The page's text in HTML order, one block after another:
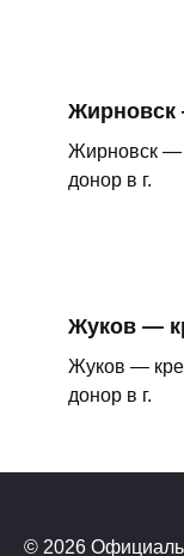
Жирновск
Жирновск —
донор в г.
Жуков —
Жуков —
донор в г.
© 2026